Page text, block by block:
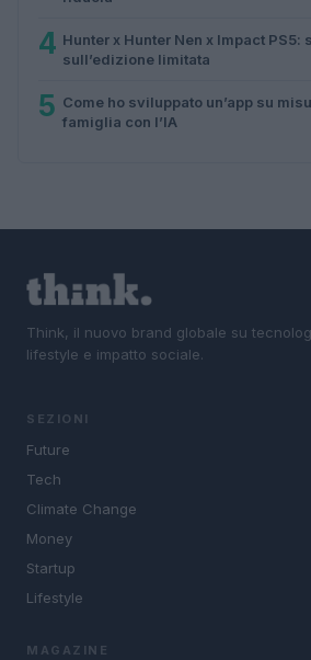
4 Hunter x Hunter Nen x Impact PS5:
sull’edizione limitata
5 Come ho sviluppato un’app su
famiglia con l’IA
Think, il nuovo brand globale su
lifestyle e impatto sociale.
SEZIONI
Future
Tech
Climate Change
Money
Startup
Lifestyle
MAGAZINE